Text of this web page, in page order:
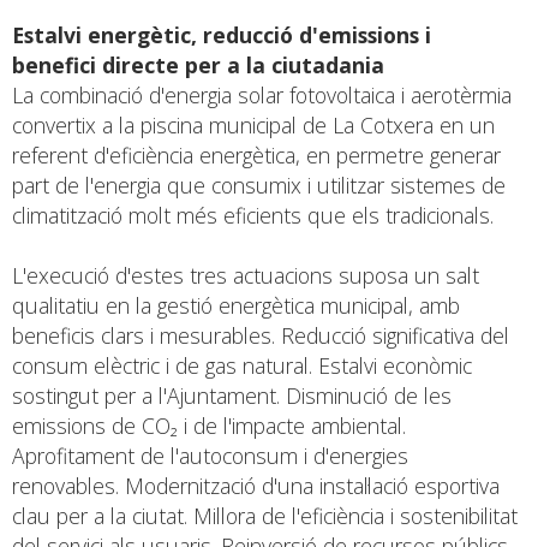
Estalvi energètic, reducció d'emissions i
benefici directe per a la ciutadania
La combinació d'energia solar fotovoltaica i aerotèrmia
convertix a la piscina municipal de La Cotxera en un
referent d'eficiència energètica, en permetre generar
part de l'energia que consumix i utilitzar sistemes de
climatització molt més eficients que els tradicionals.
L'execució d'estes tres actuacions suposa un salt
qualitatiu en la gestió energètica municipal, amb
beneficis clars i mesurables. Reducció significativa del
consum elèctric i de gas natural. Estalvi econòmic
sostingut per a l'Ajuntament. Disminució de les
emissions de CO₂ i de l'impacte ambiental.
Aprofitament de l'autoconsum i d'energies
renovables. Modernització d'una instal·lació esportiva
clau per a la ciutat. Millora de l'eficiència i sostenibilitat